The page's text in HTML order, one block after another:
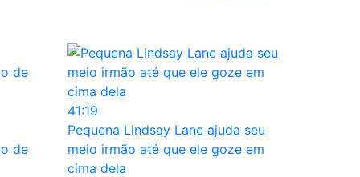
de
41:19
Pequena Lindsay Lane ajuda seu
meio irmão até que ele goze em
cima dela